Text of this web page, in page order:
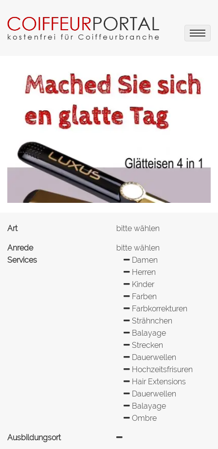
Art bitte wählen
Anrede
bitte wählen
Services
Damen
Herren
Kinder
Farben
Farbkorrekturen
Strähnchen
Balayage
Strecken
Dauerwellen
Hochzeitsfrisuren
Hair Extensions
Dauerwellen
Balayage
Ombre
Ausbildungsort